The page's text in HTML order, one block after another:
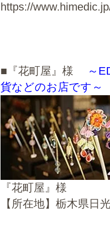
https://
■『花町屋』様
～
貨などのお店です～
『花町屋』様
【所在地】栃木県